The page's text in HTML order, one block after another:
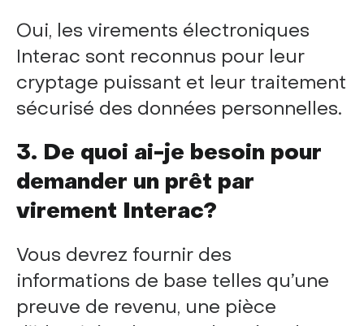
Oui, les virements électroniques
Interac sont reconnus pour leur
cryptage puissant et leur traitement
sécurisé des données personnelles.
3. De quoi ai-je besoin pour
demander un prêt par
virement Interac?
Vous devrez fournir des
informations de base telles qu’une
preuve de revenu, une pièce